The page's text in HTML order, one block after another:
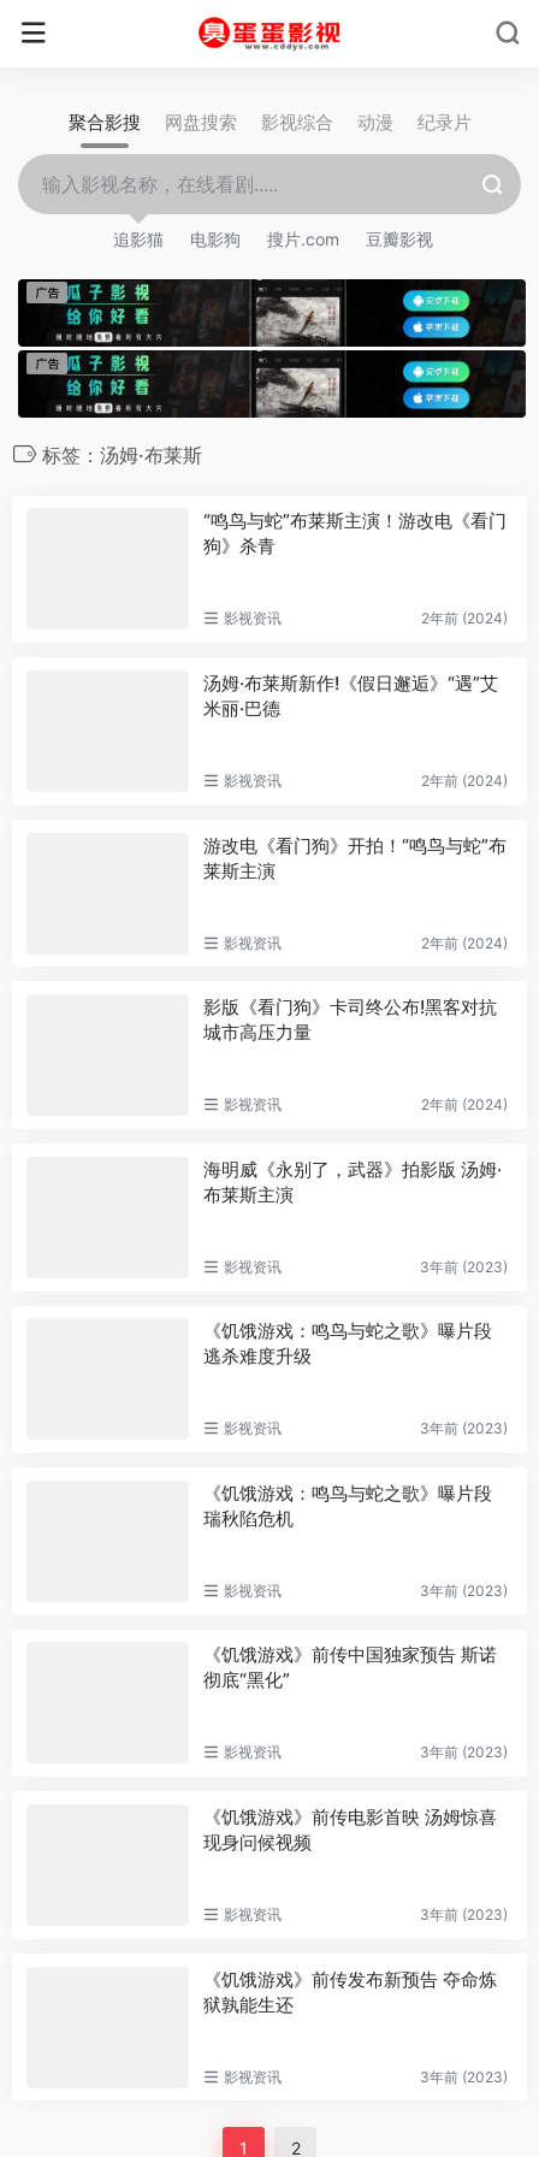
聚合影搜 网盘搜索 影视综合 动漫 纪录片
追影猫 电影狗 搜片.com 豆瓣影视
标签：汤姆·布莱斯
“鸣鸟与蛇”布莱斯主演！游改电《看门
狗》杀青
影视资讯 2年前 (2024)
汤姆·布莱斯新作!《假日邂逅》“遇”艾
米丽·巴德
影视资讯 2年前 (2024)
游改电《看门狗》开拍！“鸣鸟与蛇”布
莱斯主演
影视资讯 2年前 (2024)
影版《看门狗》卡司终公布!黑客对抗
城市高压力量
影视资讯 2年前 (2024)
海明威《永别了，武器》拍影版 汤姆·
布莱斯主演
影视资讯 3年前 (2023)
《饥饿游戏：鸣鸟与蛇之歌》曝片段
逃杀难度升级
影视资讯 3年前 (2023)
《饥饿游戏：鸣鸟与蛇之歌》曝片段
瑞秋陷危机
影视资讯 3年前 (2023)
《饥饿游戏》前传中国独家预告 斯诺
彻底“黑化”
影视资讯 3年前 (2023)
《饥饿游戏》前传电影首映 汤姆惊喜
现身问候视频
影视资讯 3年前 (2023)
《饥饿游戏》前传发布新预告 夺命炼
狱孰能生还
影视资讯 3年前 (2023)
1 2